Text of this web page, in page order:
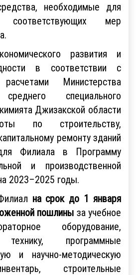
необходимые для
соответствующих мер
развития и
в соответствии с
Министерства
специального
Джизакской области
по строительству,
ремонту зданий
Филиала в Программу
и производственной
2023–2025 годы.
на срок до 1 января
пошлины за учебное
оборудование,
технику, программные
и научно-методическую
строительные